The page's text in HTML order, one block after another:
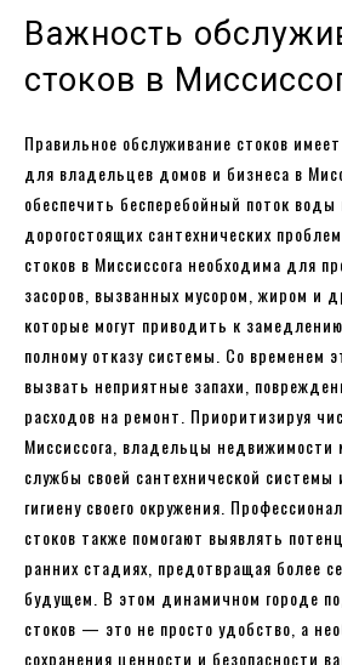
Важность
стоков в
Правильное обслуживание стоков
для владельцев домов и бизнеса в
обеспечить бесперебойный поток воды
дорогостоящих сантехнических
стоков в Миссиссога необходима для
засоров, вызванных мусором, жиром и
которые могут приводить к
полному отказу системы. Со временем
вызвать неприятные запахи,
расходов на ремонт. Приоритизируя
Миссиссога, владельцы недвижимости
службы своей сантехнической
гигиену своего окружения.
стоков также помогают выявлять
ранних стадиях, предотвращая более
будущем. В этом динамичном городе
стоков — это не просто удобство, а
сохранения ценности и безопасности